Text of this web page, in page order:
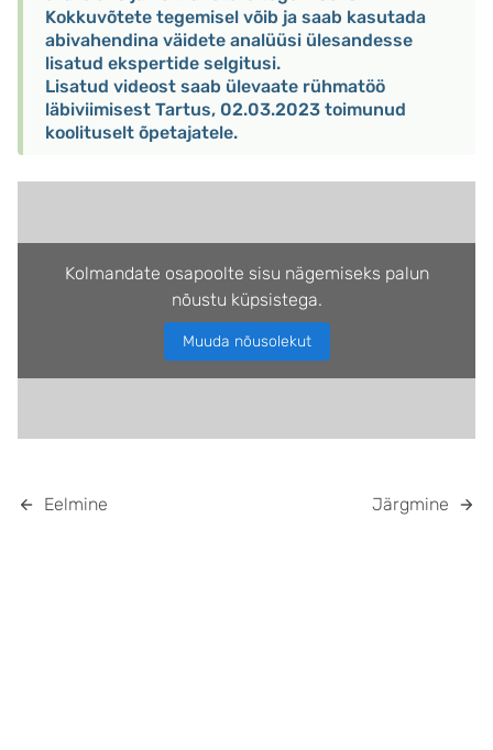
Kokkuvõtete tegemisel võib ja saab kasutada
abivahendina väidete analüüsi ülesandesse
lisatud ekspertide selgitusi.
Lisatud videost saab ülevaate rühmatöö
läbiviimisest Tartus, 02.03.2023 toimunud
koolituselt õpetajatele.
Kolmandate osapoolte sisu nägemiseks palun
nõustu küpsistega.
Muuda nõusolekut
Eelmine Järgmine